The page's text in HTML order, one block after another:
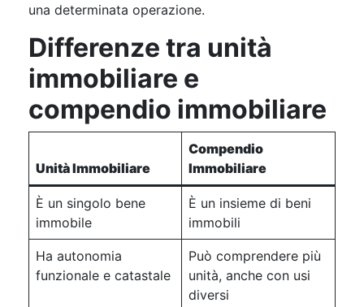
una determinata operazione.
Differenze tra unità
immobiliare e
compendio immobiliare
Unità Immobiliare
Compendio
Immobiliare
È un singolo bene
immobile
È un insieme di beni
immobili
Ha autonomia
funzionale e catastale
Può comprendere più
unità, anche con usi
diversi